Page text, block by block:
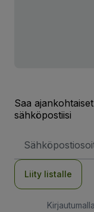
Saa
sähköpostiisi
Liity listalle